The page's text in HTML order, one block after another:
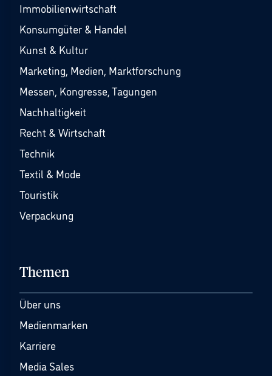
Immobilienwirtschaft
Konsumgüter & Handel
Kunst & Kultur
Marketing, Medien, Marktforschung
Messen, Kongresse, Tagungen
Nachhaltigkeit
Recht & Wirtschaft
Technik
Textil & Mode
Touristik
Verpackung
Themen
Über uns
Medienmarken
Karriere
Media Sales